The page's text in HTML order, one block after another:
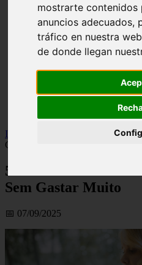
mostrarte contenidos
anuncios adecuados,
tráfico en nuestra
de donde llegan
lisboa
madeira
ponta delgada
portalegre
porto
santarem
viana castelo
Inicio
5 Dicas
Gastar Muito
5 Dicas Para Montar
Sem Gastar Muito
📅 07/09/2025